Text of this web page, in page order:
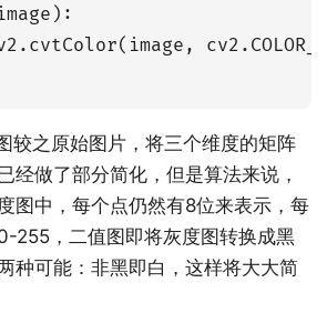
较之原始图片，将三个维度的矩阵
经做了部分简化，但是算法来说，
图中，每个点仍然有8位来表示，每
255，二值图即将灰度图转换成黑
种可能：非黑即白，这样将大大简